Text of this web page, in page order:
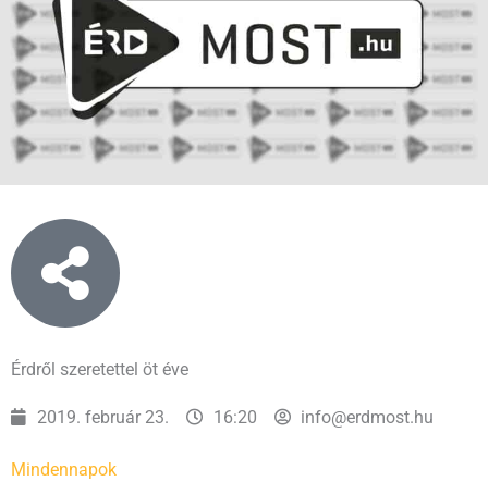
Érdről szeretettel öt éve
2019. február 23. 16:20 info@erdmost.hu
Mindennapok